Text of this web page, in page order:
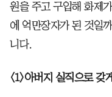
원을 주고 구입해 화제
에 억만장자가 된 것일
니다.
<1>아버지 실직으로 갖